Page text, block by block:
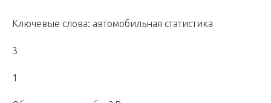
Ключевые слова: автомобильная статистика
3
1